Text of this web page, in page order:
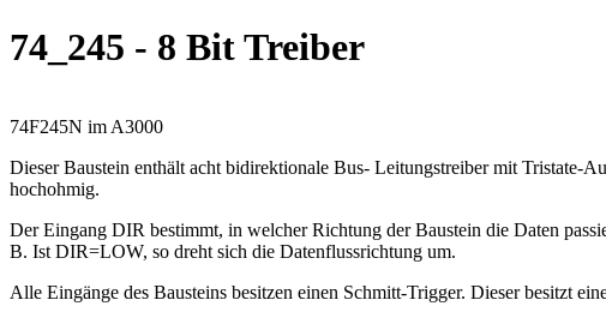
74_245 - 8 Bit Treiber
74F245N im A3000
Dieser Baustein enthält acht bidirektionale Bus- Leitungstreiber mit Tristate-
hochohmig.
Der Eingang DIR bestimmt, in welcher Richtung der Baustein die Daten
B. Ist DIR=LOW, so dreht sich die Datenflussrichtung um.
Alle Eingänge des Bausteins besitzen einen Schmitt-Trigger. Dieser besitzt